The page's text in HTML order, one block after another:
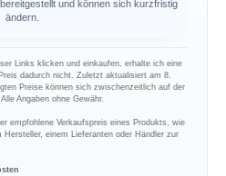
und können sich kurzfristig
ändern.
Links klicken und einkaufen, erhalte ich eine
dadurch nicht. Zuletzt aktualisiert am 8.
Preise können sich zwischenzeitlich auf der
Angaben ohne Gewähr.
empfohlene Verkaufspreis eines Produkts, wie
einem Lieferanten oder Händler zur